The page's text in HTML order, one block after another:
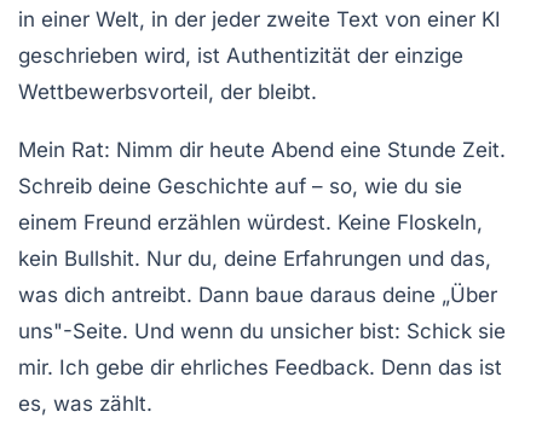
in einer Welt, in der jeder zweite Text von einer KI
geschrieben wird, ist Authentizität der einzige
Wettbewerbsvorteil, der bleibt.
Mein Rat: Nimm dir heute Abend eine Stunde Zeit.
Schreib deine Geschichte auf – so, wie du sie
einem Freund erzählen würdest. Keine Floskeln,
kein Bullshit. Nur du, deine Erfahrungen und das,
was dich antreibt. Dann baue daraus deine „Über
uns"-Seite. Und wenn du unsicher bist: Schick sie
mir. Ich gebe dir ehrliches Feedback. Denn das ist
es, was zählt.